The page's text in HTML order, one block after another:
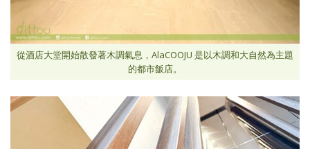
從酒店大堂開始散發著木調氣息，AlaCOOJU 是以木調和大自然為主題
的都市飯店。